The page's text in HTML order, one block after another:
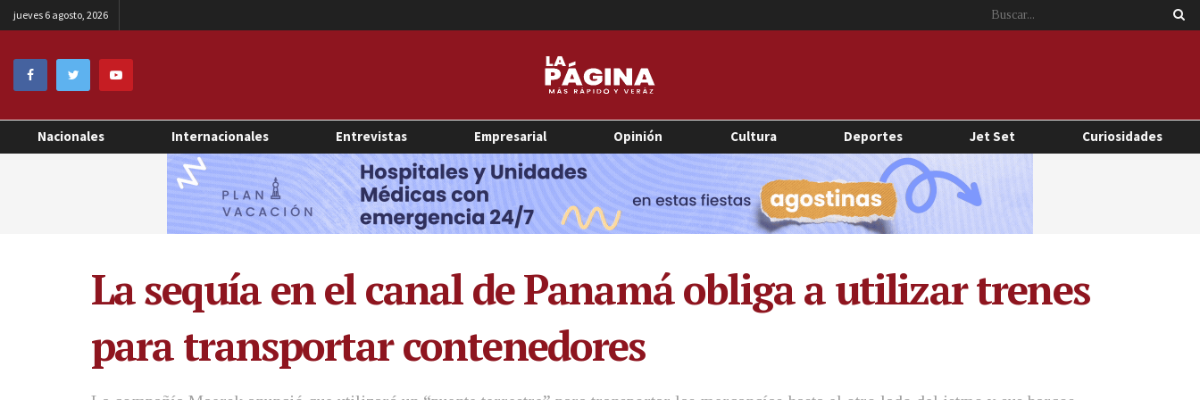
jueves 6 agosto, 2026
Nacionales Internacionales Entrevistas Empresarial Opinión Cultura Deportes Jet Set Curiosidades
La sequía en el canal de Panamá obliga a utilizar trenes
para transportar contenedores